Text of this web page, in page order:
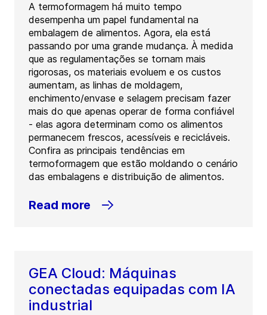
A termoformagem há muito tempo
desempenha um papel fundamental na
embalagem de alimentos. Agora, ela está
passando por uma grande mudança. À medida
que as regulamentações se tornam mais
rigorosas, os materiais evoluem e os custos
aumentam, as linhas de moldagem,
enchimento/envase e selagem precisam fazer
mais do que apenas operar de forma confiável
- elas agora determinam como os alimentos
permanecem frescos, acessíveis e recicláveis.
Confira as principais tendências em
termoformagem que estão moldando o cenário
das embalagens e distribuição de alimentos.
Read more
GEA Cloud: Máquinas
conectadas equipadas com IA
industrial